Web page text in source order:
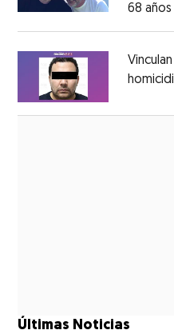
68 años
Últimas Noticias